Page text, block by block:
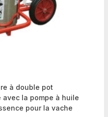
à double pot
la pompe à huile
pour la vache